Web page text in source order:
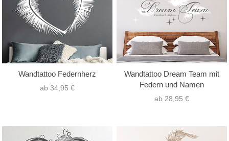
Wandtattoo Federnherz
ab 34,95 €
Wandtattoo Dream Team mit
Federn und Namen
ab 28,95 €